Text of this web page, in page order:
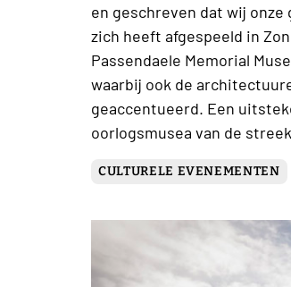
en geschreven dat wij
zich heeft afgespeeld in
Passendaele Memorial
waarbij ook de
geaccentueerd. Een
oorlogsmusea van de
CULTURELE EVENEMENTEN